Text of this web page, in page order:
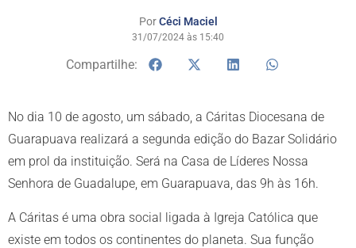
PorCéci Maciel
31/07/2024 às 15:40
Compartilhe:
No dia 10 de agosto, um sábado, a Cáritas Diocesana de
Guarapuava realizará a segunda edição do Bazar Solidário
em prol da instituição. Será na Casa de Líderes Nossa
Senhora de Guadalupe, em Guarapuava, das 9h às 16h.
A Cáritas é uma obra social ligada à Igreja Católica que
existe em todos os continentes do planeta. Sua função